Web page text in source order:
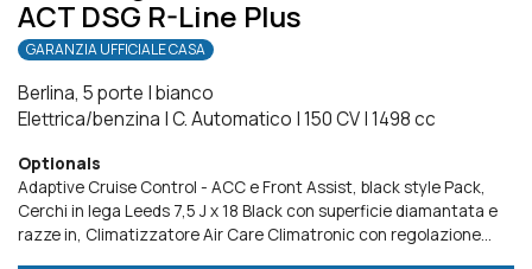
ACT DSG R-Line Plus
GARANZIA UFFICIALE CASA
Berlina, 5 porte |bianco
Elettrica/benzina |C. Automatico |150 CV|1498 cc
Optionals
Adaptive Cruise Control - ACC e Front Assist black style Pack
Cerchi in lega Leeds 7,5 J x 18 Black con superficie diamantata e
razze in Climatizzatore Air Care Climatronic con regolazione